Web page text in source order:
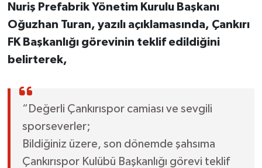
Nuriş Prefabrik Yönetim Kurulu Başkanı
Oğuzhan Turan, yazılı açıklamasında, Çankırı
FK Başkanlığı görevinin teklif edildiğini
belirterek,
“Değerli Çankırıspor camiası ve sevgili
sporseverler;
Bildiğiniz üzere, son dönemde şahsıma
Çankırıspor Kulübü Başkanlığı görevi teklif